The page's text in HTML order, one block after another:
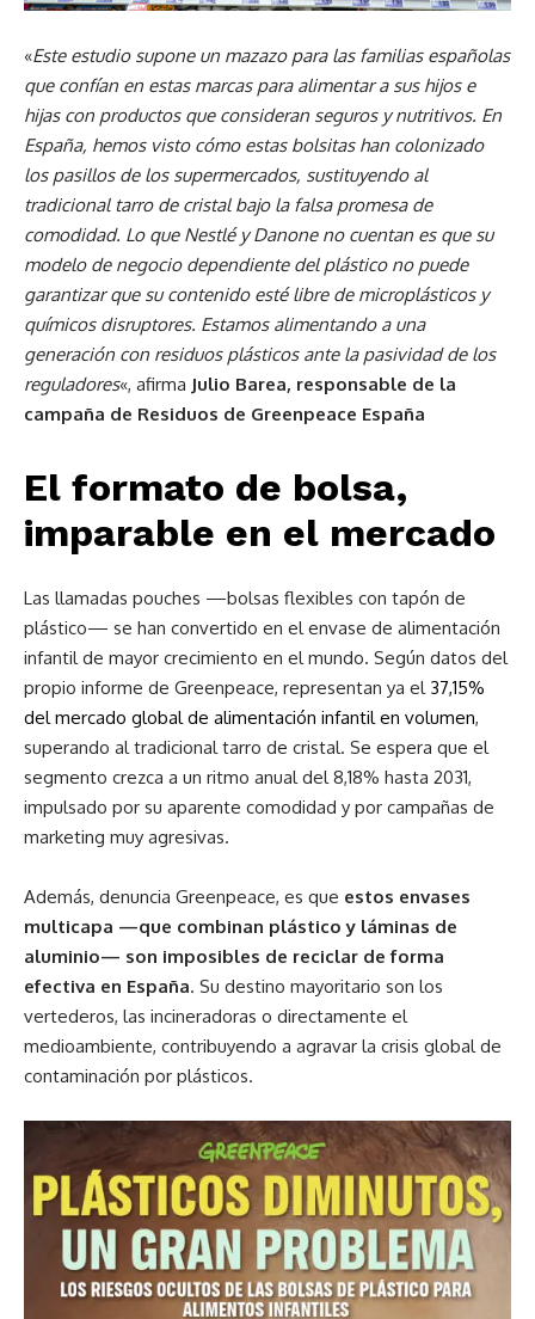
«Este estudio supone un mazazo para las familias españolas
que confían en estas marcas para alimentar a sus hijos e
hijas con productos que consideran seguros y nutritivos. En
España, hemos visto cómo estas bolsitas han colonizado
los pasillos de los supermercados, sustituyendo al
tradicional tarro de cristal bajo la falsa promesa de
comodidad. Lo que Nestlé y Danone no cuentan es que su
modelo de negocio dependiente del plástico no puede
garantizar que su contenido esté libre de microplásticos y
químicos disruptores. Estamos alimentando a una
generación con residuos plásticos ante la pasividad de los
reguladores«, afirma Julio Barea, responsable de la
campaña de Residuos de Greenpeace España
El formato de bolsa,
imparable en el mercado
Las llamadas pouches —bolsas flexibles con tapón de
plástico— se han convertido en el envase de alimentación
infantil de mayor crecimiento en el mundo. Según datos del
propio informe de Greenpeace, representan ya el 37,15%
del mercado global de alimentación infantil en volumen,
superando al tradicional tarro de cristal. Se espera que el
segmento crezca a un ritmo anual del 8,18% hasta 2031,
impulsado por su aparente comodidad y por campañas de
marketing muy agresivas.
Además, denuncia Greenpeace, es que estos envases
multicapa —que combinan plástico y láminas de
aluminio— son imposibles de reciclar de forma
efectiva en España. Su destino mayoritario son los
vertederos, las incineradoras o directamente el
medioambiente, contribuyendo a agravar la crisis global de
contaminación por plásticos.